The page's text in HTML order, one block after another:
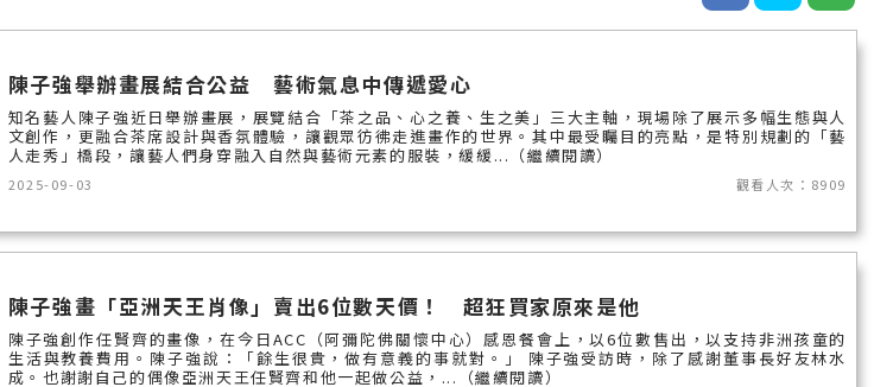
光復鄉
豐濱鄉
富里鄉
台中市
彰化縣
高雄市
台東縣
陳子強舉辦畫展結合公益 藝術氣息中傳遞愛心
知名藝人陳子強近日舉辦畫展，展覽結合「茶之品、心之養、生之美」三大主軸，現場除了展示多幅生態與人
文創作，更融合茶席設計與香氛體驗，讓觀眾彷彿走進畫作的世界。其中最受矚目的亮點，是特別規劃的「藝
人走秀」橋段，讓藝人們身穿融入自然與藝術元素的服裝，緩緩...（繼續閱讀）
2025-09-03 觀看人次：8909
陳子強畫「亞洲天王肖像」賣出6位數天價！ 超狂買家原來是他
陳子強創作任賢齊的畫像，在今日ACC（阿彌陀佛關懷中心）感恩餐會上，以6位數售出，以支持非洲孩童的
生活與教養費用。陳子強說：「餘生很貴，做有意義的事就對。」 陳子強受訪時，除了感謝董事長好友林水
成。也謝謝自己的偶像亞洲天王任賢齊和他一起做公益，...（繼續閱讀）